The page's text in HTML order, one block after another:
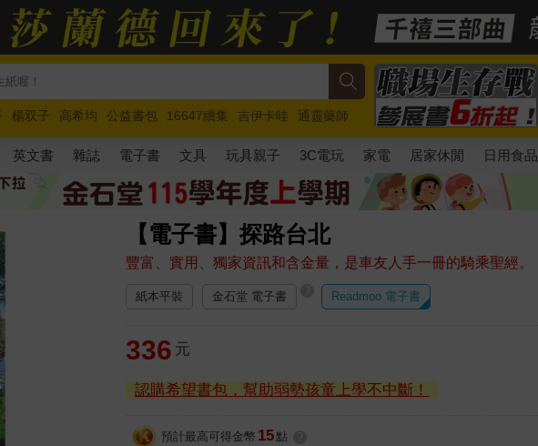
楊双子 高希均 公益書包 16647續集 吉伊卡哇
通靈藥師
攤新作 馬斯克 玩具總動員5 超慢跑
英文書 雜誌 電子書 文具 玩具親子 3C電玩 家電 居家休閒 日用食品
【電子書】探路台北
豐富、實用、獨家資訊和含金量，是車友人手一冊的騎乘聖經。
紙本平裝 金石堂 電子書 Readmoo 電子書
336 元
認購希望書包，幫助弱勢孩童上學不中斷！
預計最高可得金幣 15 點